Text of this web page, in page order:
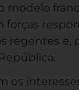
modelo
forças
regentes e,
os